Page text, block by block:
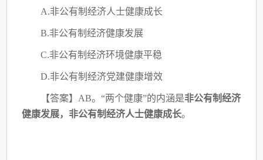
A.非公有制经济人士健康成长
B.非公有制经济健康发展
C.非公有制经济环境健康平稳
D.非公有制经济党建健康增效
【答案】 AB。“两个健康”的内涵是非公有制经济
健康发展，非公有制经济人士健康成长。